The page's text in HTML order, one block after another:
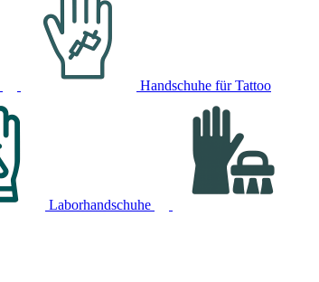
Handschuhe für Tattoo
Laborhandschuhe